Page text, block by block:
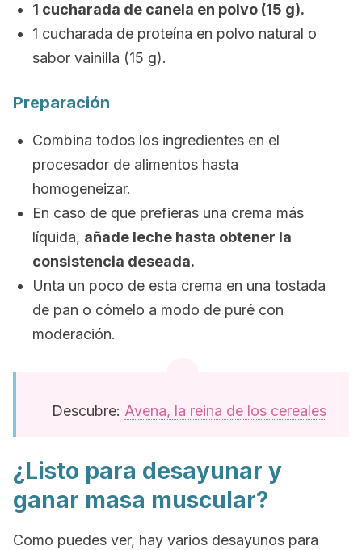
1 cucharada de canela en polvo (15 g).
1 cucharada de proteína en polvo natural o
sabor vainilla (15 g).
Preparación
Combina todos los ingredientes en el
procesador de alimentos hasta
homogeneizar.
En caso de que prefieras una crema más
líquida, añade leche hasta obtener la
consistencia deseada.
Unta un poco de esta crema en una tostada
de pan o cómelo a modo de puré con
moderación.
Descubre: Avena, la reina de los cereales
¿Listo para desayunar y
ganar masa muscular?
Como puedes ver, hay varios desayunos para